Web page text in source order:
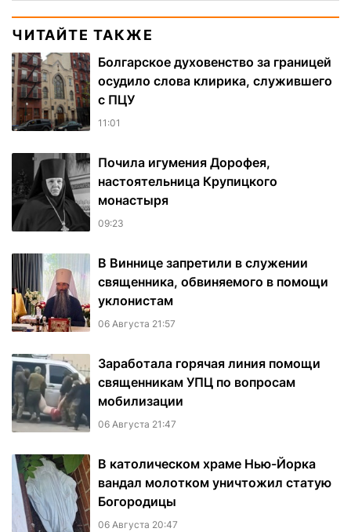
ЧИТАЙТЕ ТАКЖЕ
Болгарское духовенство за границей
осудило слова клирика, служившего
с ПЦУ
11:01
Почила игумения Дорофея,
настоятельница Крупицкого
монастыря
09:23
В Виннице запретили в служении
священника, обвиняемого в помощи
уклонистам
06 Августа 21:57
Заработала горячая линия помощи
священникам УПЦ по вопросам
мобилизации
06 Августа 21:47
В католическом храме Нью-Йорка
вандал молотком уничтожил статую
Богородицы
06 Августа 20:47